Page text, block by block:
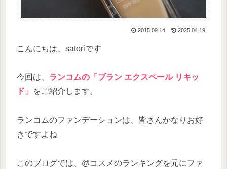
2015.09.14 2025.04.19
こんにちは、satoriです
今回は、 ランコムの「ブラン エクスペール リキッ
ド」
をご紹介します。
ランコムのファンデーションは、皆さんかなりお好
きですよね
このブログでは、@コスメのランキングを元にファ